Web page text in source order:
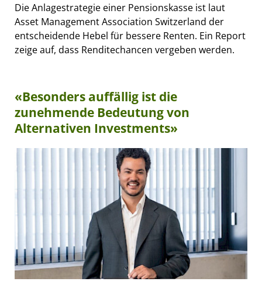
Die Anlagestrategie einer Pensionskasse ist laut
Asset Management Association Switzerland der
entscheidende Hebel für bessere Renten. Ein Report
zeige auf, dass Renditechancen vergeben werden.
«Besonders auffällig ist die
zunehmende Bedeutung von
Alternativen Investments»